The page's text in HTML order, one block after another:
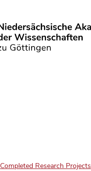
Completed Research Projects